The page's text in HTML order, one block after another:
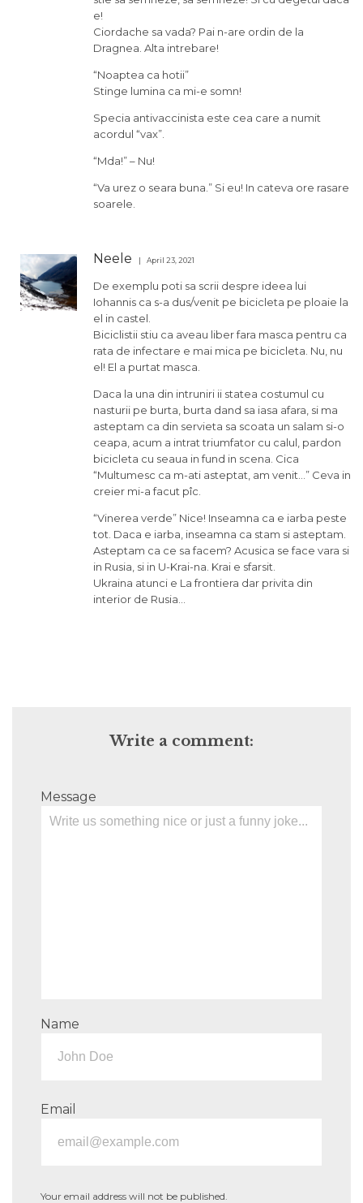
e!
Ciordache sa vada? Pai n-are ordin de la
Dragnea. Alta intrebare!
“Noaptea ca hotii”
Stinge lumina ca mi-e somn!
Specia antivaccinista este cea care a numit
acordul “vax”.
“Mda!” – Nu!
“Va urez o seara buna.” Si eu! In cateva ore rasare
soarele.
Neele April 23, 2021
De exemplu poti sa scrii despre ideea lui
Iohannis ca s-a dus/venit pe bicicleta pe ploaie la
el in castel.
Biciclistii stiu ca aveau liber fara masca pentru ca
rata de infectare e mai mica pe bicicleta. Nu, nu
el! El a purtat masca.
Daca la una din intruniri ii statea costumul cu
nasturii pe burta, burta dand sa iasa afara, si ma
asteptam ca din servieta sa scoata un salam si-o
ceapa, acum a intrat triumfator cu calul, pardon
bicicleta cu seaua in fund in scena. Cica
“Multumesc ca m-ati asteptat, am venit…” Ceva in
creier mi-a facut pîc.
“Vinerea verde” Nice! Inseamna ca e iarba peste
tot. Daca e iarba, inseamna ca stam si asteptam.
Asteptam ca ce sa facem? Acusica se face vara si
in Rusia, si in U-Krai-na. Krai e sfarsit.
Ukraina atunci e La frontiera dar privita din
interior de Rusia…
Write a comment:
Message
Name
Email
Your email address will not be published.